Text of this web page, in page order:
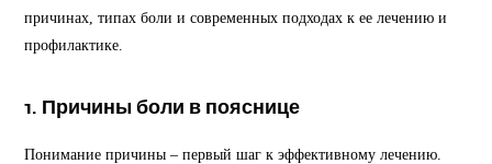
причинах, типах боли и современных подходах к ее лечению и
профилактике.
1. Причины боли в пояснице
Понимание причины – первый шаг к эффективному лечению.